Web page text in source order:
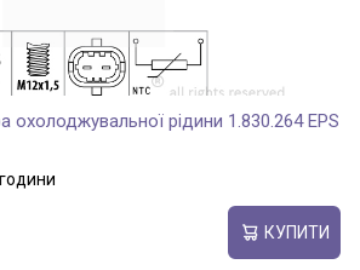
охолоджувальної рідини 1.830.264 EPS
КУПИТИ